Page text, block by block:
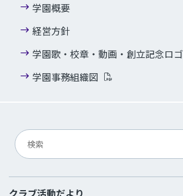
学園概要
経営方針
学園歌・校章・動画・創立記念ロゴ
学園事務組織図
クラブ活動だより